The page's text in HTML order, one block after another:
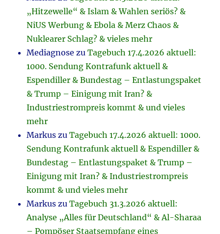
„Hitzewelle“ & Islam & Wahlen seriös? &
NiUS Werbung & Ebola & Merz Chaos &
Nuklearer Schlag? & vieles mehr
Mediagnose zuTagebuch 17.4.2026 aktuell:
1000. Sendung Kontrafunk aktuell &
Espendiller & Bundestag – Entlastungspaket
& Trump – Einigung mit Iran? &
Industriestrompreis kommt & und vieles
mehr
Markus zuTagebuch 17.4.2026 aktuell: 1000.
Sendung Kontrafunk aktuell & Espendiller &
Bundestag – Entlastungspaket & Trump –
Einigung mit Iran? & Industriestrompreis
kommt & und vieles mehr
Markus zuTagebuch 31.3.2026 aktuell:
Analyse „Alles für Deutschland“ & Al-Sharaa
– Pompöser Staatsempfang eines